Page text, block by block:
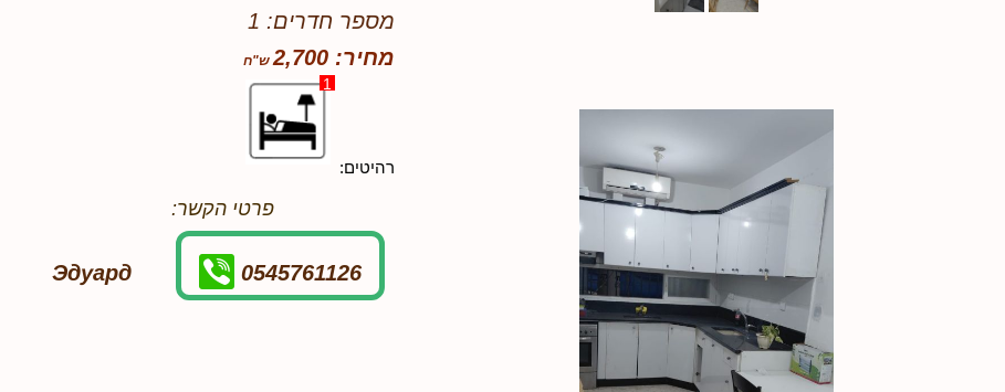
מספר חדרים: 1
מחיר: 2,700
רהיטים:
1
פרטי הקשר:
0545761126
Эдуард